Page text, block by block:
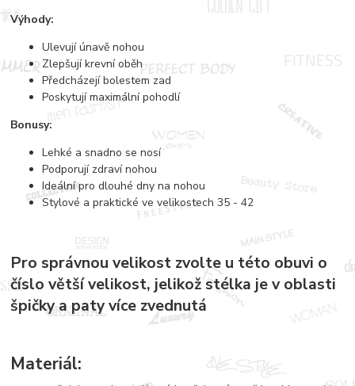
Výhody:
Ulevují únavě nohou
Zlepšují krevní oběh
Předcházejí bolestem zad
Poskytují maximální pohodlí
Bonusy:
Lehké a snadno se nosí
Podporují zdraví nohou
Ideální pro dlouhé dny na nohou
Stylové a praktické ve velikostech 35 - 42
Pro správnou velikost zvolte u této obuvi o
číslo větší velikost, jelikož stélka je v oblasti
špičky a paty více zvednutá
Materiál: